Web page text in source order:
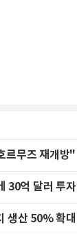
르무즈 재개방"
30억 달러 투자
생산 50% 확대